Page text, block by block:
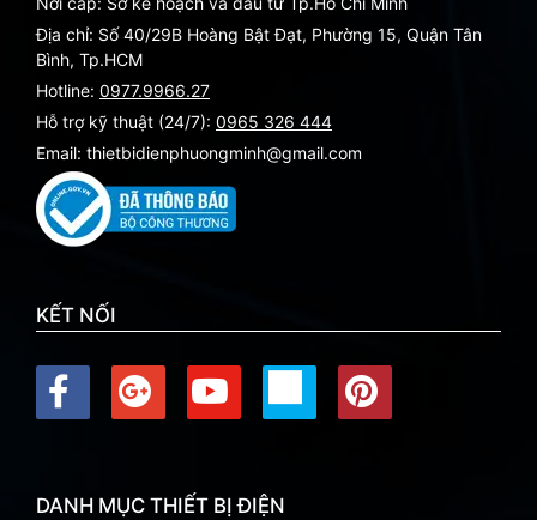
Địa chỉ: Số 40/29B Hoàng Bật Đạt, Phường 15, Quận Tân
Bình, Tp.HCM
Hotline: 0977.9966.27
Hỗ trợ kỹ thuật (24/7): 0965 326 444
Email: thietbidienphuongminh@gmail.com
KẾT NỐI
DANH MỤC THIẾT BỊ ĐIỆN